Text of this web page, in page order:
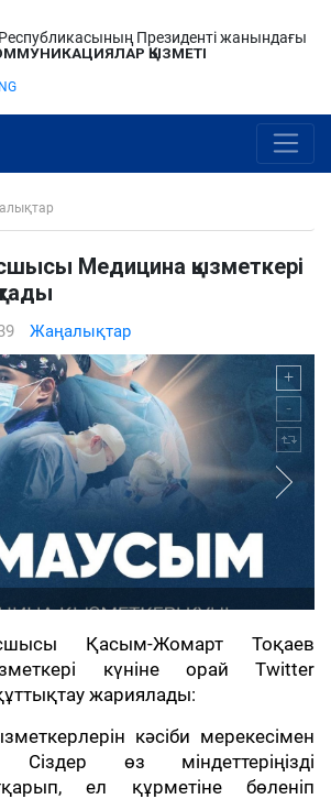
Президенті жанындағы
ҚЫЗМЕТІ
Медицина қызметкері
Жаңалықтар
Қасым-Жомарт Тоқаев
күніне орай Twitter
жариялады:
кәсіби мерекесімен
Сіздер өз міндеттеріңізді
ел құрметіне бөленіп